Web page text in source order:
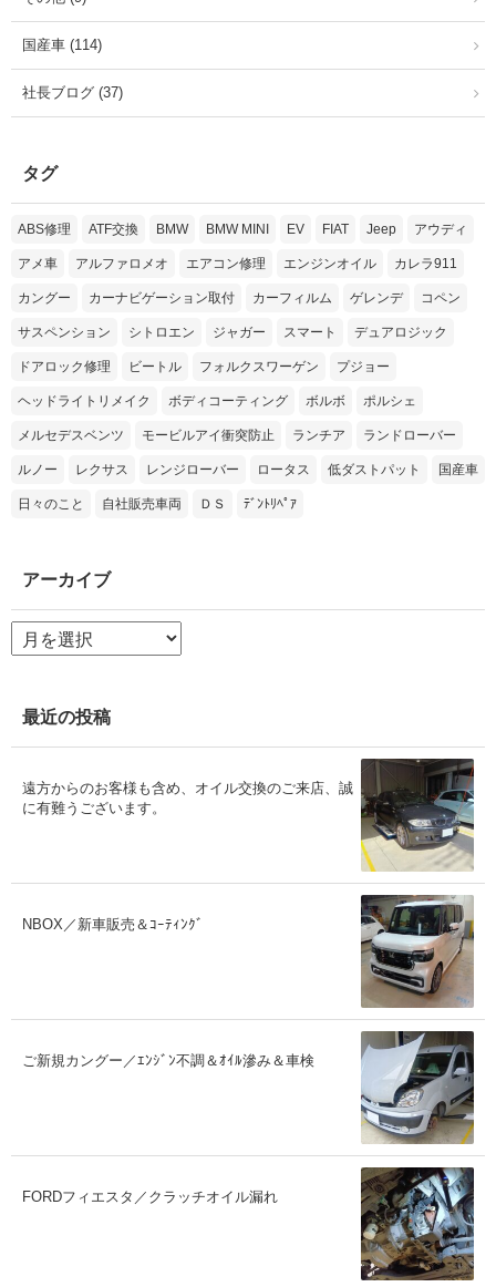
国産車 (114)
社長ブログ (37)
タグ
ABS修理 ATF交換 BMW BMW MINI EV FIAT Jeep アウディ
アメ車 アルファロメオ エアコン修理 エンジンオイル カレラ911
カングー カーナビゲーション取付 カーフィルム ゲレンデ コペン
サスペンション シトロエン ジャガー スマート デュアロジック
ドアロック修理 ビートル フォルクスワーゲン プジョー
ヘッドライトリメイク ボディコーティング ボルボ ポルシェ
メルセデスベンツ モービルアイ衝突防止 ランチア ランドローバー
ルノー レクサス レンジローバー ロータス 低ダストパット 国産車
日々のこと 自社販売車両 ＤＳ ﾃﾞﾝﾄﾘﾍﾟｱ
アーカイブ
ア
ー
ブ
最近の投稿
遠方からのお客様も含め、オイル交換のご来店、誠
に有難うございます。
NBOX／新車販売＆ｺｰﾃｨﾝｸﾞ
ご新規カングー／ｴﾝｼﾞﾝ不調＆ｵｲﾙ滲み＆車検
FORDフィエスタ／クラッチオイル漏れ